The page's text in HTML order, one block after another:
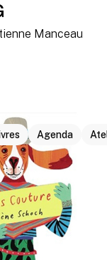
Manceau
Agenda